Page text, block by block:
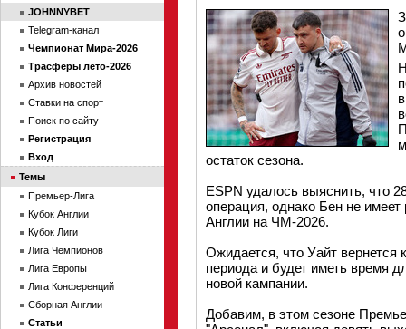
остаток сезона.
ESPN удалось выяснить, что
операция, однако Бен не
Англии на ЧМ-2026.
Ожидается, что Уайт вернется
периода и будет иметь время
новой кампании.
Добавим, в этом сезоне
JOHNNYBET
Telegram-канал
Чемпионат Мира-2026
Трасферы лето-2026
Архив новостей
Ставки на спорт
Поиск по сайту
Регистрация
Вход
Темы
Премьер-Лига
Кубок Англии
Кубок Лиги
Лига Чемпионов
Лига Европы
Лига Конференций
Сборная Англии
Статьи